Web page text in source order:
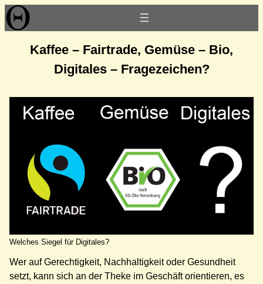
Zum
Inhalt
Kaffee – Fairtrade, Gemüse – Bio,
Digitales – Fragezeichen?
Welches Siegel für Digitales?
Wer auf Gerechtigkeit, Nachhaltigkeit oder Gesundheit
setzt, kann sich an der Theke im Geschäft orientieren, es